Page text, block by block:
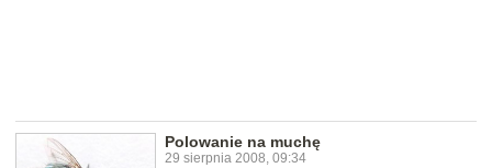
Polowanie na muchę
29 sierpnia 2008, 09:34